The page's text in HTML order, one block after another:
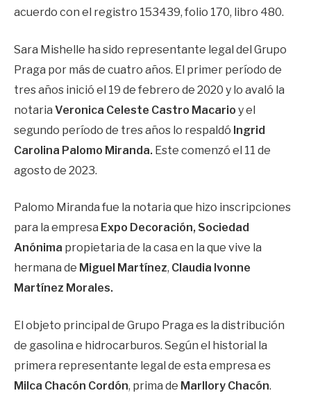
acuerdo con el registro 153439, folio 170, libro 480.
Sara Mishelle ha sido representante legal del Grupo
Praga por más de cuatro años. El primer período de
tres años inició el 19 de febrero de 2020 y lo avaló la
notaria Veronica Celeste Castro Macario y el
segundo período de tres años lo respaldó Ingrid
Carolina Palomo Miranda. Este comenzó el 11 de
agosto de 2023.
Palomo Miranda fue la notaria que hizo inscripciones
para la empresa Expo Decoración, Sociedad
Anónima propietaria de la casa en la que vive la
hermana de Miguel Martínez, Claudia Ivonne
Martínez Morales.
El objeto principal de Grupo Praga es la distribución
de gasolina e hidrocarburos. Según el historial la
primera representante legal de esta empresa es
Milca Chacón Cordón, prima de Marllory Chacón.